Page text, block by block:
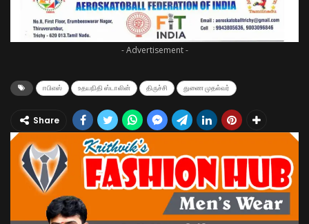
- Advertisement -
ஈபிஎஸ் உதயநிதி ஸ்டாலின் திருச்சி துணை முதல்வர்
Share